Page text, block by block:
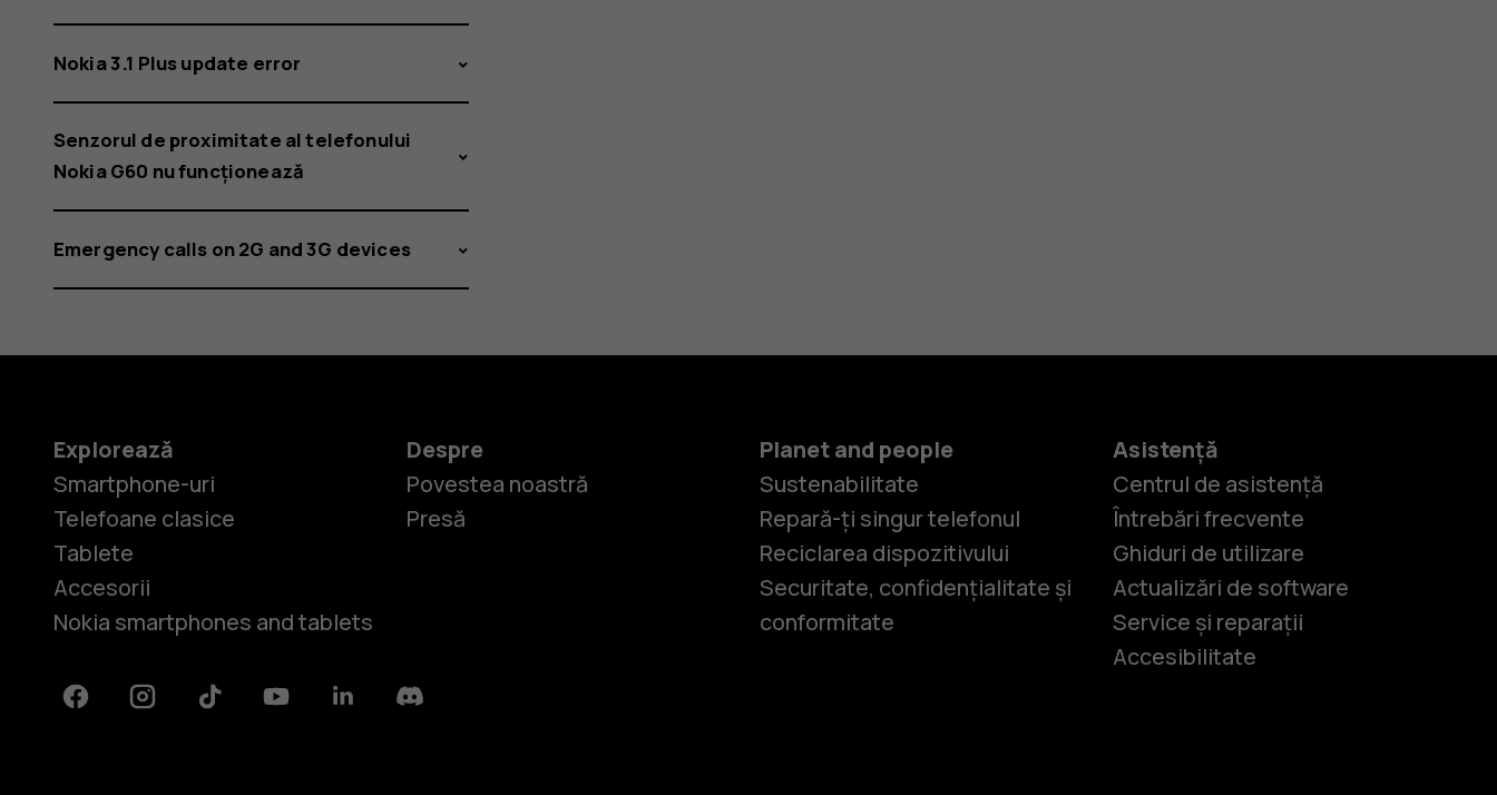
Nokia 3.1 Plus update error
Senzorul de proximitate al telefonului
Nokia G60 nu funcționează
Emergency calls on 2G and 3G devices
Explorează
Smartphone-uri
Telefoane clasice
Tablete
Accesorii
Nokia smartphones and tablets
Despre
Povestea noastră
Presă
Planet and people
Sustenabilitate
Repară-ți singur telefonul
Reciclarea dispozitivului
Securitate, confidențialitate și
conformitate
Asistență
Centrul de asistență
Întrebări frecvente
Ghiduri de utilizare
Actualizări de software
Service și reparații
Accesibilitate
FacebookInstagramTiktok YoutubeLinkedinDiscord